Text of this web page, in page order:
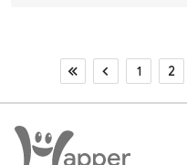
1 2